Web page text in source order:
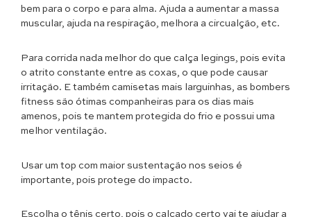
bem para o corpo e para alma. Ajuda a aumentar a massa
muscular, ajuda na respiração, melhora a circualção, etc.
Para corrida nada melhor do que calça legings, pois evita
o atrito constante entre as coxas, o que pode causar
irritação. E também camisetas mais larguinhas, as bombers
fitness são ótimas companheiras para os dias mais
amenos, pois te mantem protegida do frio e possui uma
melhor ventilação.
Usar um top com maior sustentação nos seios é
importante, pois protege do impacto.
Escolha o tênis certo, pois o calçado certo vai te ajudar a